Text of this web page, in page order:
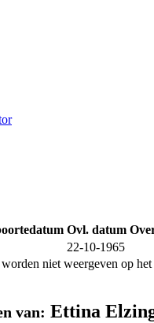
Ovl. datum
22-10-1965
niet weergeven op
van: Ettina